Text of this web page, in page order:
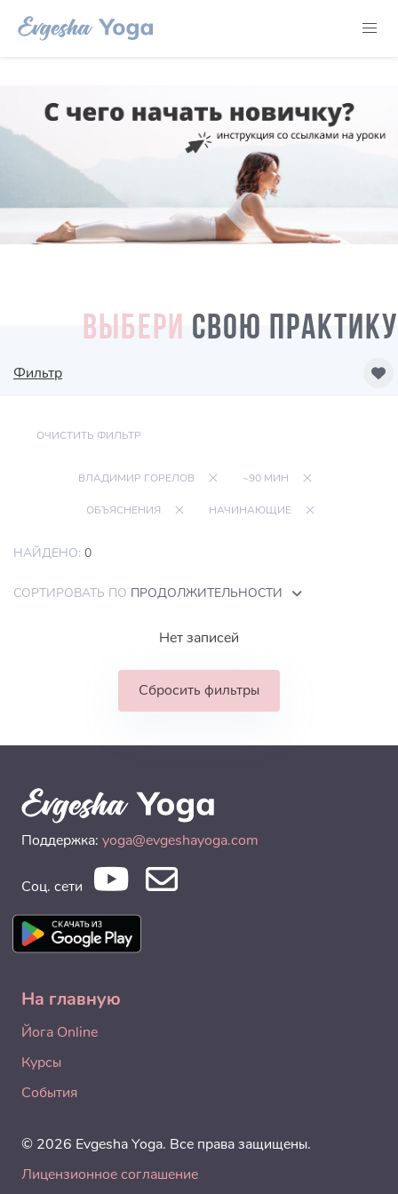
ВЫБЕРИ СВОЮ ПРАКТИКУ
Фильтр
ОЧИСТИТЬ ФИЛЬТР
ВЛАДИМИР ГОРЕЛОВ ~90 МИН
ОБЪЯСНЕНИЯ НАЧИНАЮЩИЕ
НАЙДЕНО: 0
СОРТИРОВАТЬ ПО ПРОДОЛЖИТЕЛЬНОСТИ
Нет записей
Сбросить фильтры
Поддержка: yoga@evgeshayoga.com
Соц. сети
На главную
Йога Online
Курсы
События
© 2026 Evgesha Yoga. Все права защищены.
Лицензионное соглашение